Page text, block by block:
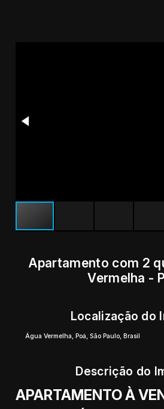
Apartamento com 2
Vermelha -
Localização do
Água Vermelha,Poá,São Paulo,Brasil
Descrição do
APARTAMENTO À